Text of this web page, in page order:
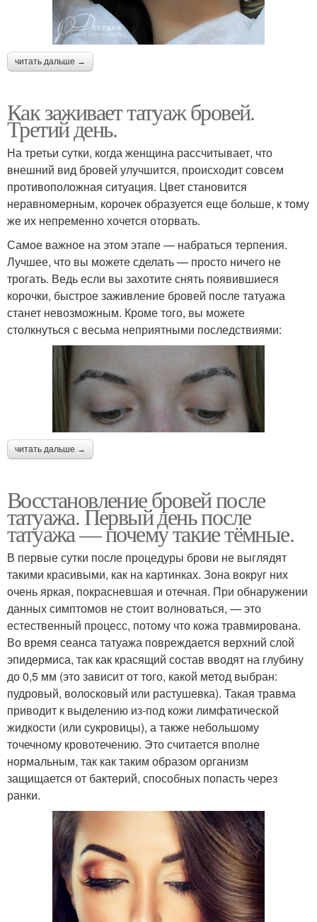
читать дальше →
Как заживает татуаж бровей.
Третий день.
На третьи сутки, когда женщина рассчитывает, что
внешний вид бровей улучшится, происходит совсем
противоположная ситуация. Цвет становится
неравномерным, корочек образуется еще больше, к тому
же их непременно хочется оторвать.
Самое важное на этом этапе — набраться терпения.
Лучшее, что вы можете сделать — просто ничего не
трогать. Ведь если вы захотите снять появившиеся
корочки, быстрое заживление бровей после татуажа
станет невозможным. Кроме того, вы можете
столкнуться с весьма неприятными последствиями:
читать дальше →
Восстановление бровей после
татуажа. Первый день после
татуажа — почему такие тёмные.
В первые сутки после процедуры брови не выглядят
такими красивыми, как на картинках. Зона вокруг них
очень яркая, покрасневшая и отечная. При обнаружении
данных симптомов не стоит волноваться, — это
естественный процесс, потому что кожа травмирована.
Во время сеанса татуажа повреждается верхний слой
эпидермиса, так как красящий состав вводят на глубину
до 0,5 мм (это зависит от того, какой метод выбран:
пудровый, волосковый или растушевка). Такая травма
приводит к выделению из-под кожи лимфатической
жидкости (или сукровицы), а также небольшому
точечному кровотечению. Это считается вполне
нормальным, так как таким образом организм
защищается от бактерий, способных попасть через
ранки.